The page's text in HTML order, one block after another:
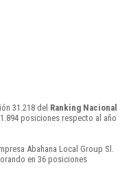
31.218 del Ranking Nacional
posiciones respecto al año
Abahana Local Group Sl.
en 36 posiciones